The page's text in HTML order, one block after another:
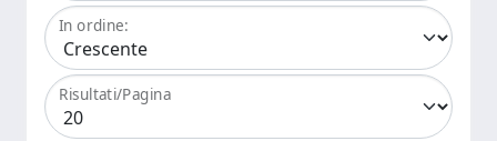
In ordine:
Risultati/Pagina